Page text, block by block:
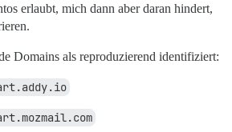
erlaubt, mich dann aber daran hindert,
Domains als reproduzierend identifiziert: